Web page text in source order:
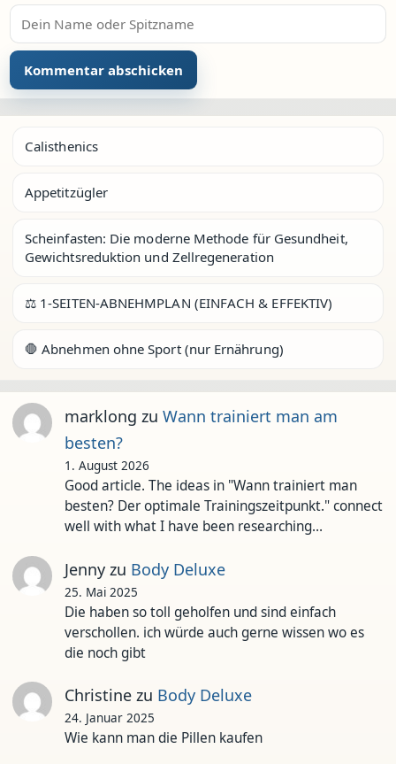
Calisthenics
Appetitzügler
Scheinfasten: Die moderne Methode für Gesundheit,
Gewichtsreduktion und Zellregeneration
⚖️ 1-SEITEN-ABNEHMPLAN (EINFACH & EFFEKTIV)
🛑 Abnehmen ohne Sport (nur Ernährung)
marklong zu Wann trainiert man am
besten?
1. August 2026
Good article. The ideas in "Wann trainiert man
besten? Der optimale Trainingszeitpunkt." connect
well with what I have been researching…
Jennyzu Body Deluxe
25. Mai 2025
Die haben so toll geholfen und sind einfach
verschollen. ich würde auch gerne wissen wo es
die noch gibt
Christinezu Body Deluxe
24. Januar 2025
Wie kann man die Pillen kaufen